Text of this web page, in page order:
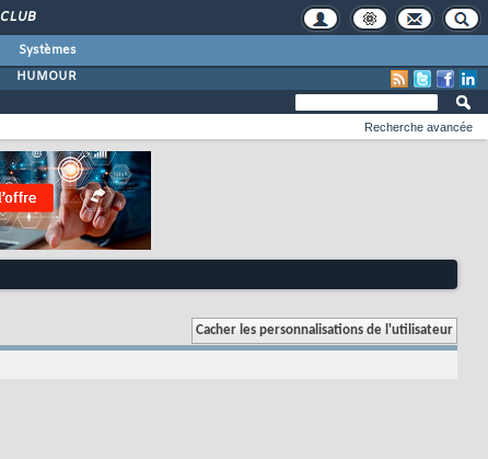
CLUB
Systèmes
HUMOUR
Recherche avancée